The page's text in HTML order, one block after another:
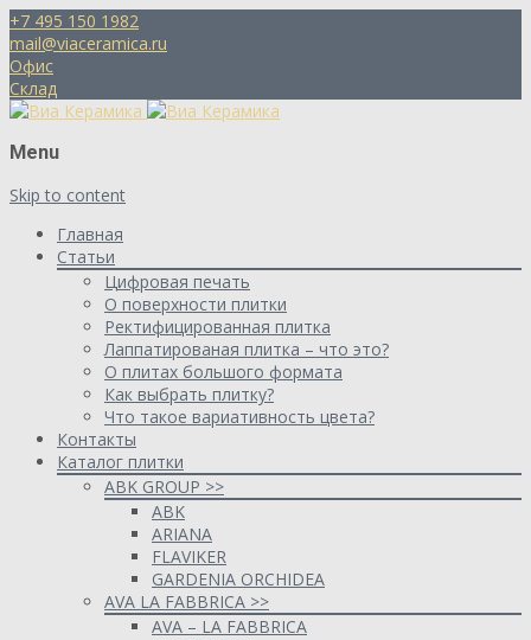
+7 495 150 1982
mail@viaceramica.ru
Офис
Склад
Menu
Skip to content
Главная
Статьи
Цифровая печать
О поверхности плитки
Ректифицированная плитка
Лаппатированая плитка – что это?
О плитах большого формата
Как выбрать плитку?
Что такое вариативность цвета?
Контакты
Каталог плитки
ABK GROUP >>
ABK
ARIANA
FLAVIKER
GARDENIA ORCHIDEA
AVA LA FABBRICA >>
AVA – LA FABBRICA